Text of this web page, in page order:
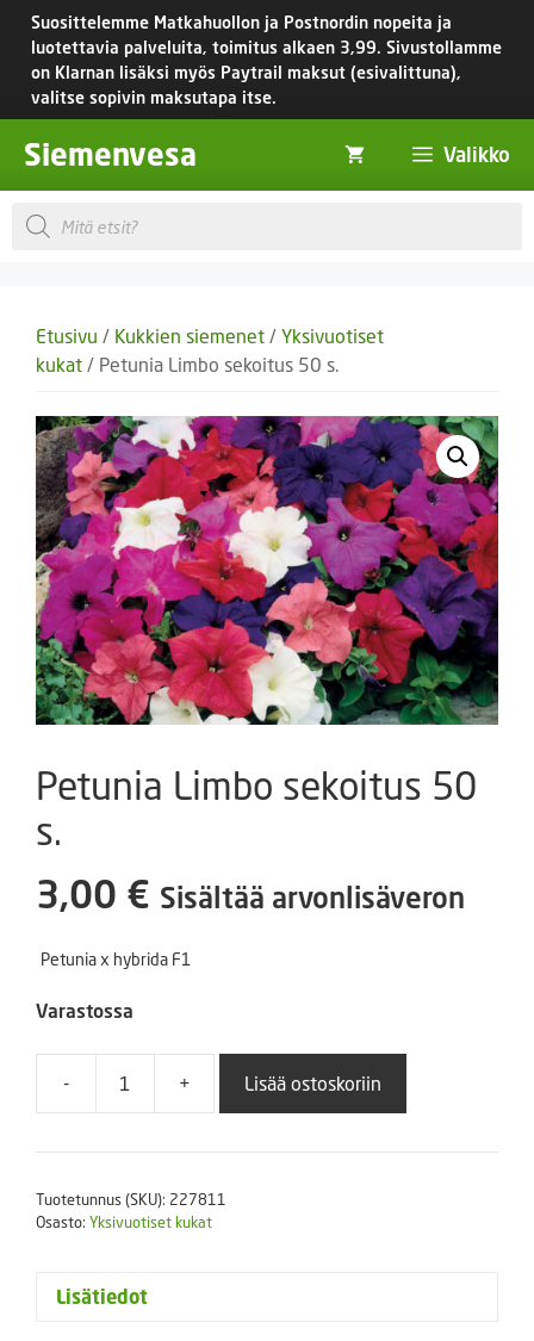
Siirry
sisältöön
Suosittelemme Matkahuollon ja Postnordin nopeita ja
luotettavia palveluita, toimitus alkaen 3,99. Sivustollamme
on Klarnan lisäksi myös Paytrail maksut (esivalittuna),
valitse sopivin maksutapa itse.
Siemenvesa Valikko
Products
search
Etusivu / Kukkien siemenet / Yksivuotiset
kukat / Petunia Limbo sekoitus 50 s.
Petunia Limbo sekoitus 50
s.
3,00 € Sisältää arvonlisäveron
Petunia x hybrida F1
Varastossa
-
Petunia
sekoitus
s.
+ Lisää ostoskoriin
Tuotetunnus (SKU): 227811
Osasto: Yksivuotiset kukat
Lisätiedot